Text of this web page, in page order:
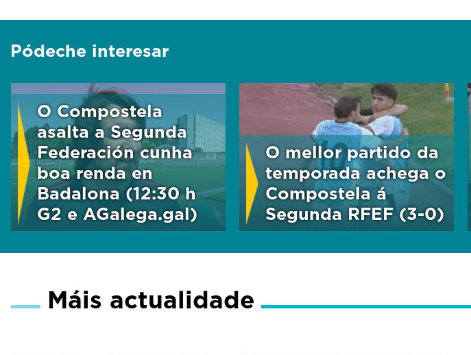
Pódeche interesar
O Compostela
asalta a Segunda
Federación cunha
boa renda en
Badalona (12:30 h
G2 e AGalega.gal)
O mellor partido da
temporada achega o
Compostela á
Segunda RFEF (3-0)
Máis actualidade